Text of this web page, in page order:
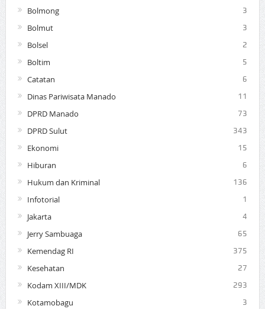
Bolmong 3
Bolmut 3
Bolsel 2
Boltim 5
Catatan 6
Dinas Pariwisata Manado 11
DPRD Manado 73
DPRD Sulut 343
Ekonomi 15
Hiburan 6
Hukum dan Kriminal 136
Infotorial 1
Jakarta 4
Jerry Sambuaga 65
Kemendag RI 375
Kesehatan 27
Kodam XIII/MDK 293
Kotamobagu 3